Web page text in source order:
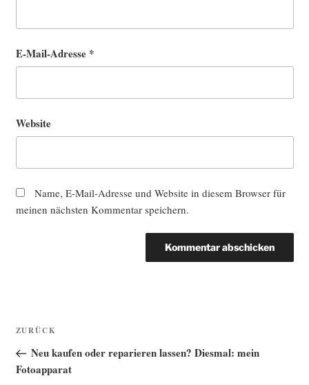
E-Mail-Adresse *
Website
Name, E-Mail-Adresse und Website in diesem Browser für
meinen nächsten Kommentar speichern.
Beitragsnavigation
Vorheriger
Beitrag
ZURÜCK
Neu kaufen oder reparieren lassen? Diesmal: mein
Fotoapparat